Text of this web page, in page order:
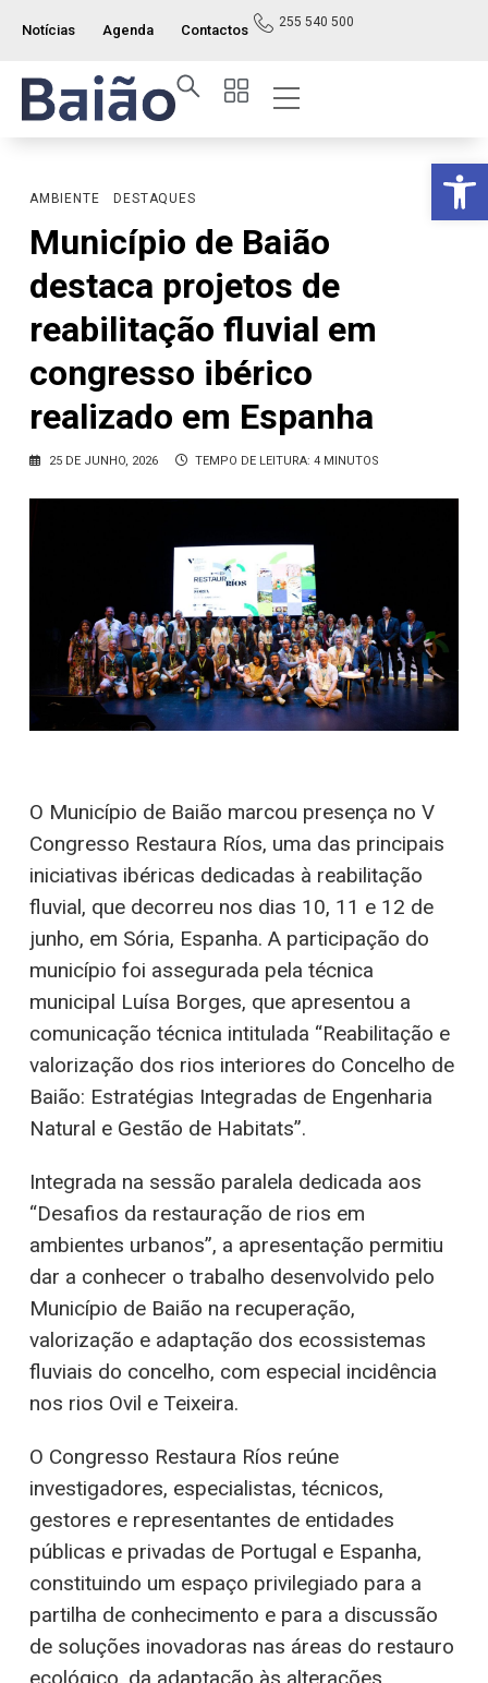
Notícias Agenda Contactos 255 540 500
AMBIENTE DESTAQUES
Município de Baião
destaca projetos de
reabilitação fluvial em
congresso ibérico
realizado em Espanha
25 DE JUNHO, 2026 TEMPO DE LEITURA: 4 MINUTOS
O Município de Baião marcou presença no V
Congresso Restaura Ríos, uma das principais
iniciativas ibéricas dedicadas à reabilitação
fluvial, que decorreu nos dias 10, 11 e 12 de
junho, em Sória, Espanha. A participação do
município foi assegurada pela técnica
municipal Luísa Borges, que apresentou a
comunicação técnica intitulada “Reabilitação e
valorização dos rios interiores do Concelho de
Baião: Estratégias Integradas de Engenharia
Natural e Gestão de Habitats”.
Integrada na sessão paralela dedicada aos
“Desafios da restauração de rios em
ambientes urbanos”, a apresentação permitiu
dar a conhecer o trabalho desenvolvido pelo
Município de Baião na recuperação,
valorização e adaptação dos ecossistemas
fluviais do concelho, com especial incidência
nos rios Ovil e Teixeira.
O Congresso Restaura Ríos reúne
investigadores, especialistas, técnicos,
gestores e representantes de entidades
públicas e privadas de Portugal e Espanha,
constituindo um espaço privilegiado para a
partilha de conhecimento e para a discussão
de soluções inovadoras nas áreas do restauro
ecológico, da adaptação às alterações